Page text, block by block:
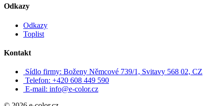
Odkazy
Odkazy
Toplist
Kontakt
Sídlo firmy: Boženy Němcové 739/1, Svitavy 568 02, CZ
Telefon: +420 608 449 590
E-mail: info@e-color.cz